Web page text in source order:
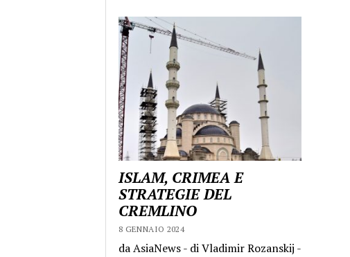
ISLAM, CRIMEA E
STRATEGIE DEL
CREMLINO
8 GENNAIO 2024
da AsiaNews - di Vladimir Rozanskij -